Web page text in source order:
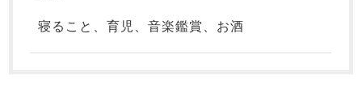
寝ること、育児、音楽鑑賞、お酒